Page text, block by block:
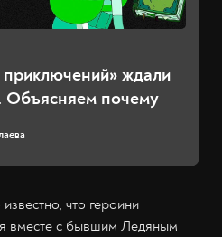
ждали
Объясняем почему
что героини
вместе с бывшим Ледяным